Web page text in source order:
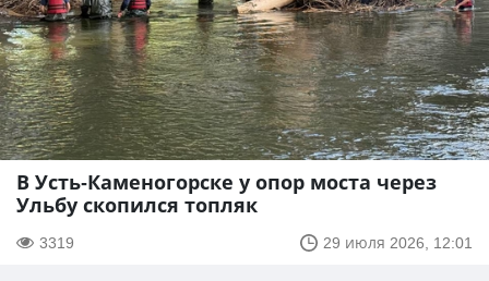
В Усть-Каменогорске у опор моста через
Ульбу скопился топляк
3319 29 июля 2026, 12:01